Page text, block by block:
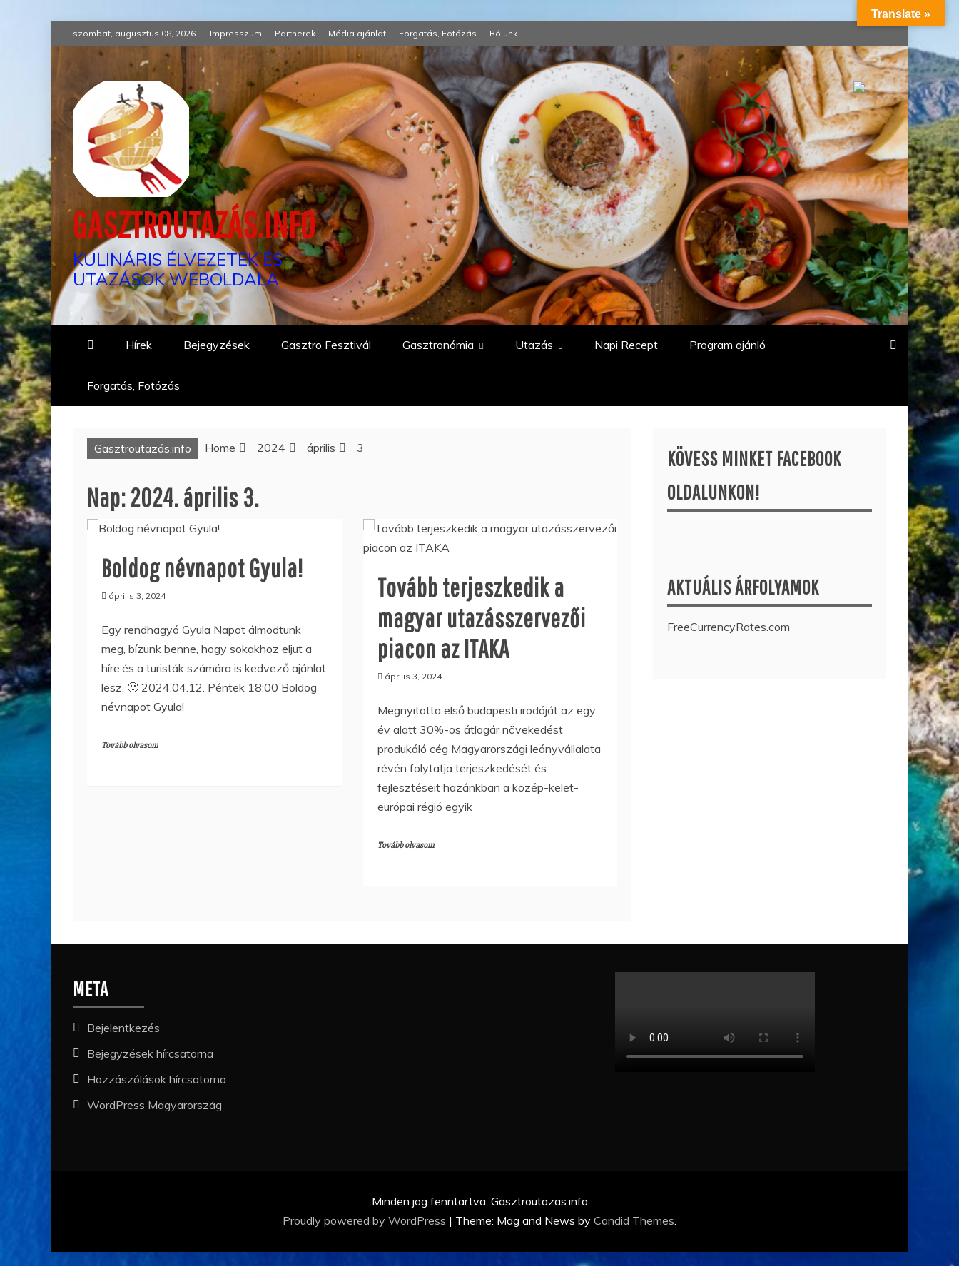
to
szombat, augusztus 08, 2026 Impresszum Partnerek Média ajánlat Forgatás, Fotózás Rólunk
GASZTROUTAZÁS.INFO
KULINÁRIS ÉLVEZETEK ÉS
UTAZÁSOK WEBOLDALA
Hírek Bejegyzések Gasztro Fesztivál Gasztronómia Utazás Napi Recept Program ajánló
Forgatás, Fotózás
Gasztroutazás.info Home 2024 április 3
Nap:2024. április 3.
Boldog névnapot Gyula!
április 3, 2024
Egy rendhagyó Gyula Napot álmodtunk
meg, bízunk benne, hogy sokakhoz eljut a
híre,és a turisták számára is kedvező ajánlat
lesz. 🙂 2024.04.12. Péntek 18:00 Boldog
névnapot Gyula!
Tovább olvasom
Tovább terjeszkedik a
magyar utazásszervezői
piacon az ITAKA
április 3, 2024
Megnyitotta első budapesti irodáját az egy
év alatt 30%-os átlagár növekedést
produkáló cég Magyarországi leányvállalata
révén folytatja terjeszkedését és
fejlesztéseit hazánkban a közép-kelet-
európai régió egyik
Tovább olvasom
KÖVESS MINKET FACEBOOK
OLDALUNKON!
AKTUÁLIS ÁRFOLYAMOK
FreeCurrencyRates.com
META
Bejelentkezés
Bejegyzések hírcsatorna
Hozzászólások hírcsatorna
WordPress Magyarország
Minden jog fenntartva, Gasztroutazas.info
Proudly powered by WordPress | Theme: Mag and News by Candid Themes.
Translate »